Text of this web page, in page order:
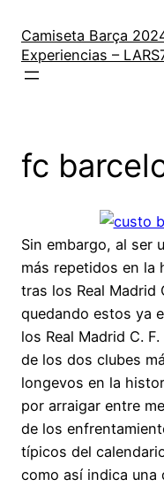
contenido
Camiseta Barça
Experiencias –
fc
Sin embargo, al ser
más repetidos en la
tras los Real Madrid
quedando estos ya
los Real Madrid C.
de los dos clubes
longevos en la
por arraigar entre
de los
típicos del
como así indica una